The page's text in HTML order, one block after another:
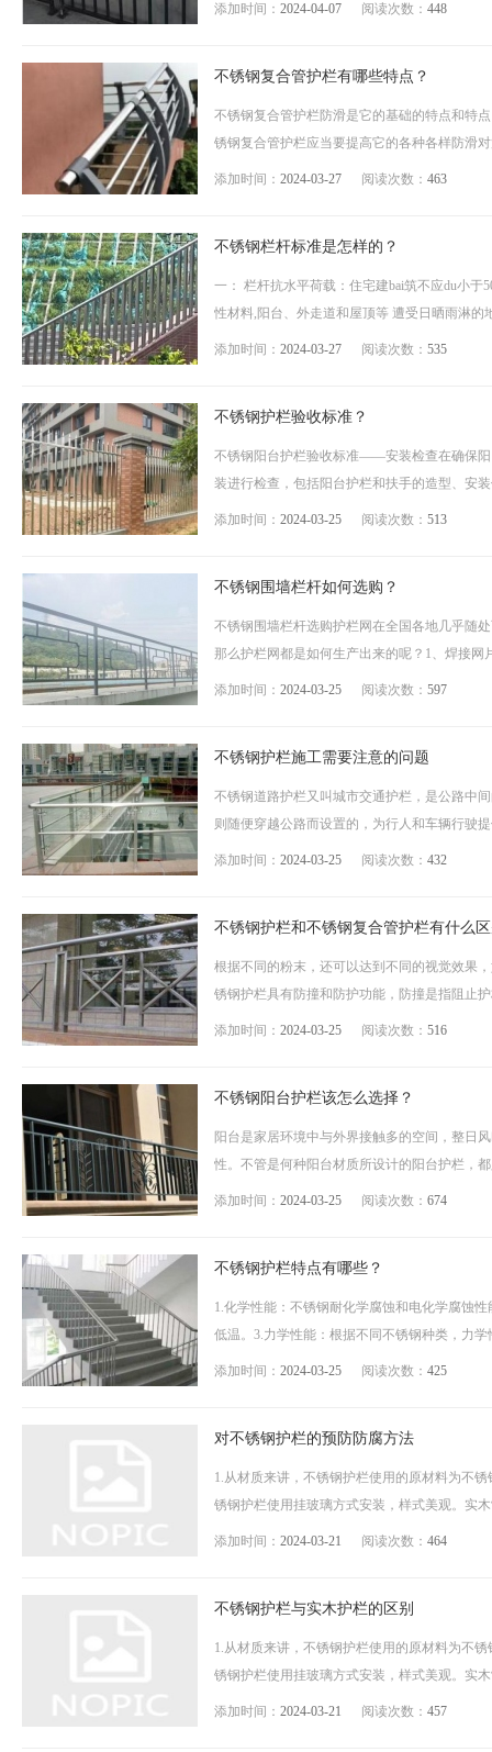
添加时间： 2024-04-07 阅读次数： 448
不锈钢复合管护栏有哪些特点？
不锈钢复合管护栏防滑是它的基础的特点和特
锈钢复合管护栏应当要提高它的各种各样防滑
添加时间： 2024-03-27 阅读次数： 463
不锈钢栏杆标准是怎样的？
一： 栏杆抗水平荷载：住宅建bai筑不应du小于
性材料,阳台、外走道和屋顶等 遭受日晒雨淋的
添加时间： 2024-03-27 阅读次数： 535
不锈钢护栏验收标准？
不锈钢阳台护栏验收标准——安装检查在确保阳
装进行检查，包括阳台护栏和扶手的造型、安
添加时间： 2024-03-25 阅读次数： 513
不锈钢围墙栏杆如何选购？
不锈钢围墙栏杆选购护栏网在全国各地几乎随
那么护栏网都是如何生产出来的呢？1、焊接
添加时间： 2024-03-25 阅读次数： 597
不锈钢护栏施工需要注意的问题
不锈钢道路护栏又叫城市交通护栏，是公路中
则随便穿越公路而设置的，为行人和车辆行驶
添加时间： 2024-03-25 阅读次数： 432
不锈钢护栏和不锈钢复合管护栏有什么
根据不同的粉末，还可以达到不同的视觉效果
锈钢护栏具有防撞和防护功能，防撞是指阻止
添加时间： 2024-03-25 阅读次数： 516
不锈钢阳台护栏该怎么选择？
阳台是家居环境中与外界接触多的空间，整日
性。不管是何种阳台材质所设计的阳台护栏，
添加时间： 2024-03-25 阅读次数： 674
不锈钢护栏特点有哪些？
1.化学性能：不锈钢耐化学腐蚀和电化学腐蚀
低温。3.力学性能：根据不同不锈钢种类，力
添加时间： 2024-03-25 阅读次数： 425
对不锈钢护栏的预防防腐方法
1.从材质来讲，不锈钢护栏使用的原材料为不
锈钢护栏使用挂玻璃方式安装，样式美观。实
添加时间： 2024-03-21 阅读次数： 464
不锈钢护栏与实木护栏的区别
1.从材质来讲，不锈钢护栏使用的原材料为不
锈钢护栏使用挂玻璃方式安装，样式美观。实
添加时间： 2024-03-21 阅读次数： 457